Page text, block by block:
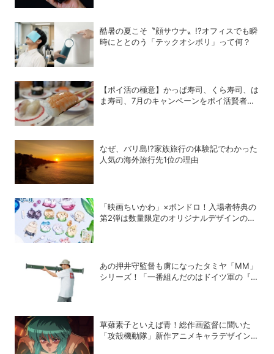
酷暑の夏こそ〝顔サウナ〟!?オフィスでも瞬
時にととのう「テックオシボリ」って何？
【ポイ活の極意】かっぱ寿司、くら寿司、は
ま寿司、7月のキャンペーンをポイ活賢者は
なぜ、バリ島!?家族旅行の体験記でわかった
人気の海外旅行先1位の理由
「映画ちいかわ」×ボンドロ！入場者特典の
第2弾は数量限定のオリジナルデザインのボ
あの押井守監督も虜になったタミヤ「MM」
シリーズ！「一番組んだのはドイツ軍の『IV
草薙素子といえば青！総作画監督に聞いた
「攻殻機動隊」新作アニメキャラデザインの